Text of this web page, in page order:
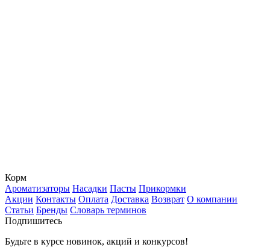
Корм
Ароматизаторы Насадки Пасты Прикормки
Акции Контакты Оплата Доставка Возврат О компании
Статьи Бренды Словарь терминов
Подпишитесь
Будьте в курсе новинок, акций и конкурсов!